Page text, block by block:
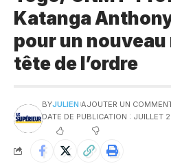
Katanga
pour un nouveau
tête de l’ordre
BYJULIEN AJOUTER UN
DATE DE PUBLICATION : JUILLET